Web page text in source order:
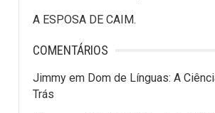
A ESPOSA DE CAIM.
COMENTÁRIOS
Jimmy em Dom de Línguas: A
Trás